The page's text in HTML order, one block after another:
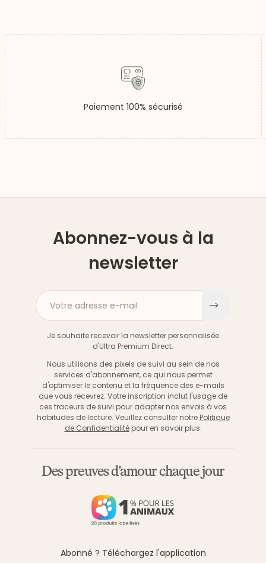
Paiement 100% sécurisé
Abonnez-vous à la
newsletter
Votre adresse e-mail
Je souhaite recevoir la newsletter personnalisée
d'Ultra Premium Direct.
Nous utilisons des pixels de suivi au sein de nos
services d'abonnement, ce qui nous permet
d'optimiser le contenu et la fréquence des e-mails
que vous recevrez. Votre inscription inclut l'usage de
ces traceurs de suivi pour adapter nos envois à vos
habitudes de lecture. Veuillez consulter notre Politique
de Confidentialitépour en savoir plus.
Des preuves d'amour chaque jour
Abonné ? Téléchargez l'application